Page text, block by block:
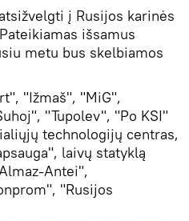
į Rusijos karinės
išsamus
metu bus skelbiamos
"Ižmaš", "MiG",
"Tupolev", "Po KSI"
technologijų centras,
laivų statyklą
Antei",
"Rusijos